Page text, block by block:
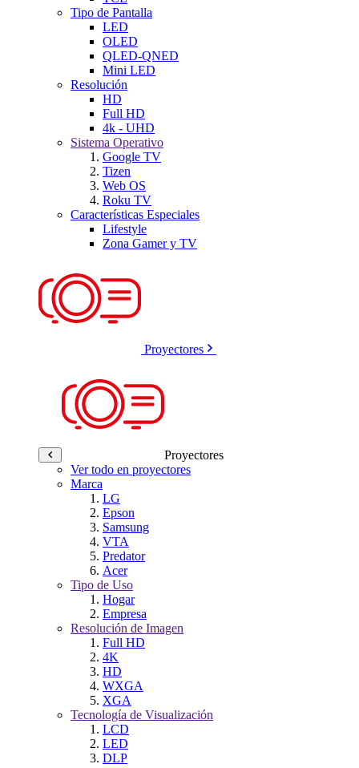
Tipo de Pantalla
LED
OLED
QLED-QNED
Mini LED
Resolución
HD
Full HD
4k - UHD
Sistema Operativo
Google TV
Tizen
Web OS
Roku TV
Características Especiales
Lifestyle
Zona Gamer y TV
Proyectores
Proyectores
Ver todo en proyectores
Marca
LG
Epson
Samsung
VTA
Predator
Acer
Tipo de Uso
Hogar
Empresa
Resolución de Imagen
Full HD
4K
HD
WXGA
XGA
Tecnología de Visualización
LCD
LED
DLP